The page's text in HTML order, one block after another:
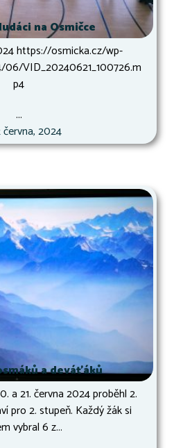
na Osmičce
https://osmicka.cz/wp-
VID_20240621_100726.m
p4
...
června, 2024
a deváťáků
a 21. června 2024 proběhl 2.
pro 2. stupeň. Každý žák si
vybral 6 z...